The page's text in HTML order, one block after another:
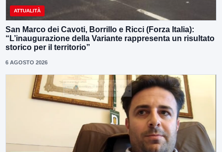
ATTUALITÀ
San Marco dei Cavoti, Borrillo e Ricci (Forza Italia):
“L’inaugurazione della Variante rappresenta un risultato
storico per il territorio”
6 AGOSTO 2026